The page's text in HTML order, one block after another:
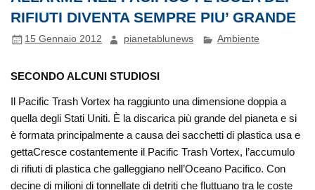
RIFIUTI DIVENTA SEMPRE PIU’ GRANDE
15 Gennaio 2012 pianetablunews Ambiente
SECONDO ALCUNI STUDIOSI
Il Pacific Trash Vortex ha raggiunto una dimensione doppia a
quella degli Stati Uniti. È la discarica più grande del pianeta e si
è formata principalmente a causa dei sacchetti di plastica usa e
gettaCresce costantemente il Pacific Trash Vortex, l’accumulo
di rifiuti di plastica che galleggiano nell’Oceano Pacifico. Con
decine di milioni ditonnellate di detriti che fluttuano tra le coste